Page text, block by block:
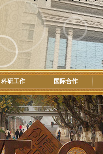
科研工作 国际合作